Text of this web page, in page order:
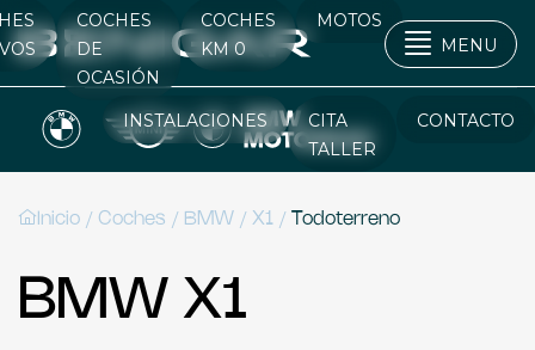
COCHES
DE
OCASIÓN
COCHES
KM 0
MOTOS
MENU
INSTALACIONES
CITA
TALLER
CONTACTO
Inicio / Coches / BMW / X1 / Todoterreno
BMW X1